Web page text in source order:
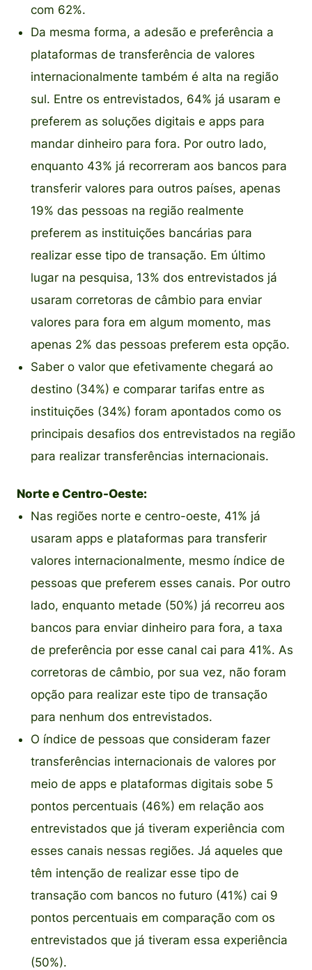
com 62%.
Da mesma forma, a adesão e preferência a
plataformas de transferência de valores
internacionalmente também é alta na região
sul. Entre os entrevistados, 64% já usaram e
preferem as soluções digitais e apps para
mandar dinheiro para fora. Por outro lado,
enquanto 43% já recorreram aos bancos para
transferir valores para outros países, apenas
19% das pessoas na região realmente
preferem as instituições bancárias para
realizar esse tipo de transação. Em último
lugar na pesquisa, 13% dos entrevistados já
usaram corretoras de câmbio para enviar
valores para fora em algum momento, mas
apenas 2% das pessoas preferem esta opção.
Saber o valor que efetivamente chegará ao
destino (34%) e comparar tarifas entre as
instituições (34%) foram apontados como os
principais desafios dos entrevistados na região
para realizar transferências internacionais.
Norte e Centro-Oeste:
Nas regiões norte e centro-oeste, 41% já
usaram apps e plataformas para transferir
valores internacionalmente, mesmo índice de
pessoas que preferem esses canais. Por outro
lado, enquanto metade (50%) já recorreu aos
bancos para enviar dinheiro para fora, a taxa
de preferência por esse canal cai para 41%. As
corretoras de câmbio, por sua vez, não foram
opção para realizar este tipo de transação
para nenhum dos entrevistados.
O índice de pessoas que consideram fazer
transferências internacionais de valores por
meio de apps e plataformas digitais sobe 5
pontos percentuais (46%) em relação aos
entrevistados que já tiveram experiência com
esses canais nessas regiões. Já aqueles que
têm intenção de realizar esse tipo de
transação com bancos no futuro (41%) cai 9
pontos percentuais em comparação com os
entrevistados que já tiveram essa experiência
(50%).